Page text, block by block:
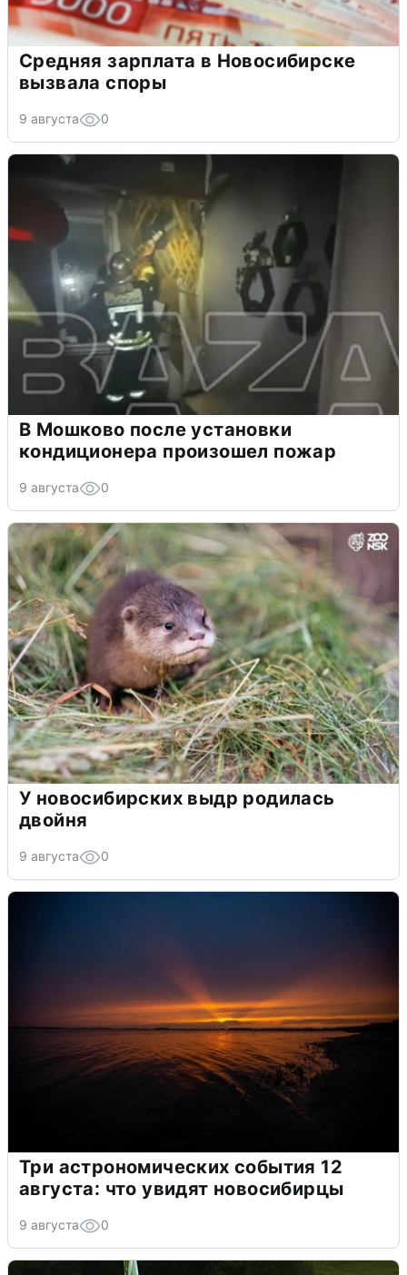
Средняя зарплата в Новосибирске
вызвала споры
9 августа 0
В Мошково после установки
кондиционера произошел пожар
9 августа 0
У новосибирских выдр родилась
двойня
9 августа 0
Три астрономических события 12
августа: что увидят новосибирцы
9 августа 0